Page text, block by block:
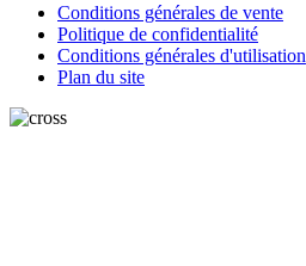
Conditions générales de vente
Politique de confidentialité
Conditions générales d'utilisation
Plan du site